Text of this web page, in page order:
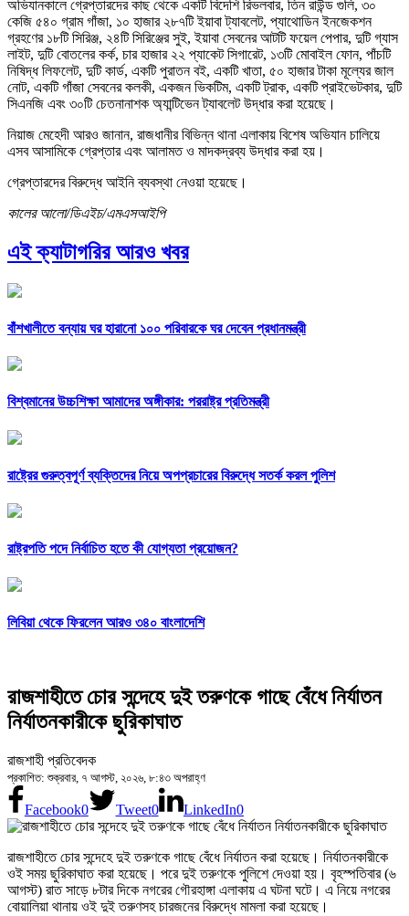
অভিযানকালে গ্রেপ্তারদের কাছ থেকে একটি বিদেশি রিভলবার, তিন রাউন্ড গুলি, ৩০
কেজি ৫৪০ গ্রাম গাঁজা, ১০ হাজার ২৮৭টি ইয়াবা ট্যাবলেট, প্যাথোডিন ইনজেকশন
গ্রহণের ১৮টি সিরিঞ্জ, ২৪টি সিরিঞ্জের সুই, ইয়াবা সেবনের আটটি ফয়েল পেপার, দুটি গ্যাস
লাইট, দুটি বোতলের কর্ক, চার হাজার ২২ প্যাকেট সিগারেট, ১৩টি মোবাইল ফোন, পাঁচটি
নিষিদ্ধ লিফলেট, দুটি কার্ড, একটি পুরাতন বই, একটি খাতা, ৫০ হাজার টাকা মূল্যের জাল
নোট, একটি গাঁজা সেবনের কলকী, একজন ভিকটিম, একটি ট্রাক, একটি প্রাইভেটকার, দুটি
সিএনজি এবং ৩০টি চেতনানাশক অ্যান্টিভেন ট্যাবলেট উদ্ধার করা হয়েছে।
নিয়াজ মেহেদী আরও জানান, রাজধানীর বিভিন্ন থানা এলাকায় বিশেষ অভিযান চালিয়ে
এসব আসামিকে গ্রেপ্তার এবং আলামত ও মাদকদ্রব্য উদ্ধার করা হয়।
গ্রেপ্তারদের বিরুদ্ধে আইনি ব্যবস্থা নেওয়া হয়েছে।
কালের আলো/ডিএইচ/এমএসআইপি
এই ক্যাটাগরির আরও খবর
বাঁশখালীতে বন্যায় ঘর হারানো ১০০ পরিবারকে ঘর দেবেন প্রধানমন্ত্রী
বিশ্বমানের উচ্চশিক্ষা আমাদের অঙ্গীকার: পররাষ্ট্র প্রতিমন্ত্রী
রাষ্ট্রের গুরুত্বপূর্ণ ব্যক্তিদের নিয়ে অপপ্রচারের বিরুদ্ধে সতর্ক করল পুলিশ
রাষ্ট্রপতি পদে নির্বাচিত হতে কী যোগ্যতা প্রয়োজন?
লিবিয়া থেকে ফিরলেন আরও ৩৪০ বাংলাদেশি
রাজশাহীতে চোর সন্দেহে দুই তরুণকে গাছে বেঁধে নির্যাতন
নির্যাতনকারীকে ছুরিকাঘাত
রাজশাহী প্রতিবেদক
প্রকাশিত: শুক্রবার, ৭ আগস্ট, ২০২৬, ৮:৪৩ অপরাহ্ণ
Facebook0 Tweet0 LinkedIn0
রাজশাহীতে চোর সন্দেহে দুই তরুণকে গাছে বেঁধে নির্যাতন করা হয়েছে। নির্যাতনকারীকে
ওই সময় ছুরিকাঘাত করা হয়েছে। পরে দুই তরুণকে পুলিশে দেওয়া হয়। বৃহস্পতিবার (৬
আগস্ট) রাত সাড়ে ৮টার দিকে নগরের গৌরহাঙ্গা এলাকায় এ ঘটনা ঘটে। এ নিয়ে নগরের
বোয়ালিয়া থানায় ওই দুই তরুণসহ চারজনের বিরুদ্ধে মামলা করা হয়েছে।